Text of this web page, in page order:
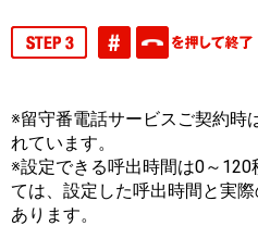
※留守番電話サービスご契約時
れています。
※設定できる呼出時間は0～
ては、設定した呼出時間と実
あります。